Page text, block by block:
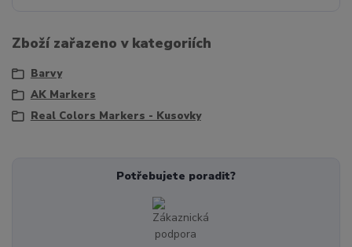
Zboží zařazeno v kategoriích
Barvy
AK Markers
Real Colors Markers - Kusovky
Potřebujete poradit?